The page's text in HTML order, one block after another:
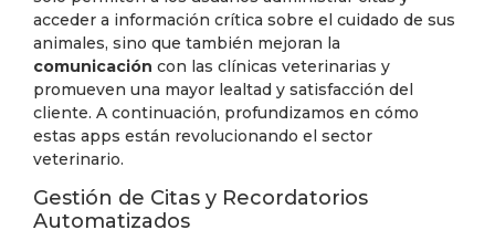
acceder a información crítica sobre el cuidado de sus
animales, sino que también mejoran la
comunicación con las clínicas veterinarias y
promueven una mayor lealtad y satisfacción del
cliente. A continuación, profundizamos en cómo
estas apps están revolucionando el sector
veterinario.
Gestión de Citas y Recordatorios
Automatizados